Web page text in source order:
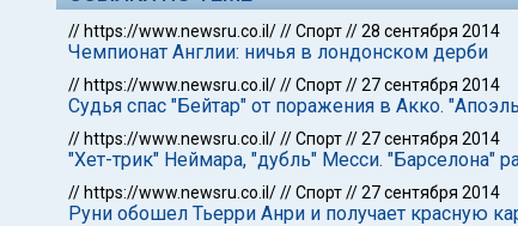
// https://www.newsru.co.il///Спорт//28 сентября 2014
Чемпионат Англии: ничья в лондонском дерби
// https://www.newsru.co.il///Спорт//27 сентября 2014
Судья спас "Бейтар" от поражения в Акко.
// https://www.newsru.co.il///Спорт//27 сентября 2014
"Хет-трик" Неймара, "дубль" Месси. "Барселона"
// https://www.newsru.co.il///Спорт//27 сентября 2014
Руни обошел Тьерри Анри и получает красную